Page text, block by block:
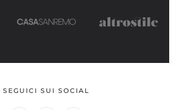
SEGUICI SUI SOCIAL